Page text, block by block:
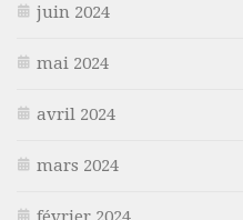
juin 2024
mai 2024
avril 2024
mars 2024